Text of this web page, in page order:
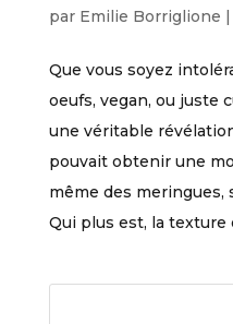
par Emilie Borriglione |
Que vous soyez
oeufs, vegan, ou juste
une véritable
pouvait obtenir une
même des meringues,
Qui plus est, la texture